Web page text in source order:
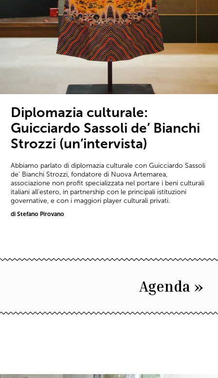
Diplomazia culturale:
Guicciardo Sassoli de’ Bianchi
Strozzi (un’intervista)
Abbiamo parlato di diplomazia culturale con Guicciardo Sassoli
de' Bianchi Strozzi, fondatore di Nuova Artemarea,
associazione non profit specializzata nel portare i beni culturali
italiani all'estero, in partnership con le principali istituzioni
governative, e con i maggiori player culturali privati.
di Stefano Pirovano
Agenda »